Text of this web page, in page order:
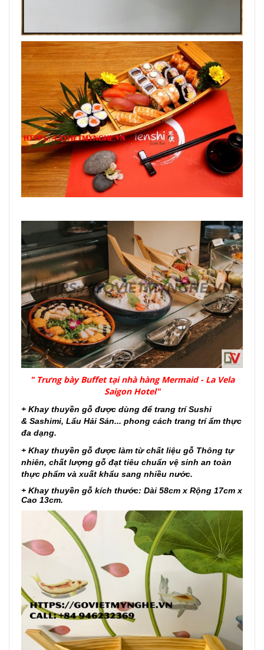
" Trưng bày Buffet tại nhà hàng Mermaid - La Vela
Saigon Hotel"
+ Khay thuyền gỗ được dùng để trang trí Sushi
& Sashimi, Lẩu Hải Sản... phong cách trang trí ẩm thực
đa dạng.
+ Khay thuyền gỗ được làm từ chất liệu gỗ Thông tự
nhiên, chất lượng gỗ đạt tiêu chuẩn vệ sinh an toàn
thực phẩm và xuất khẩu sang nhiều nước.
+ Khay thuyền gỗ kích thước: Dài 58cm x Rộng 17cm x
Cao 13cm.